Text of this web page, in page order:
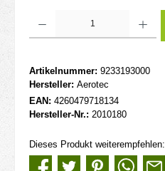
Artikelnummer: 9233193000
Hersteller: Aerotec
EAN: 4260479718134
Hersteller-Nr.: 2010180
Dieses Produkt weiterempfehlen: